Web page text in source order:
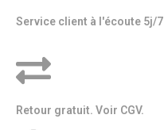
Service client à l'écoute 5j/7
Retour gratuit. Voir CGV.